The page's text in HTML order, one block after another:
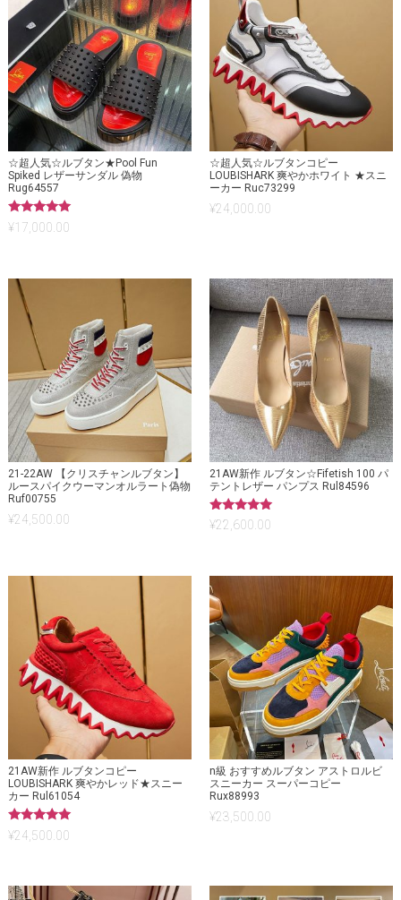
☆超人気☆ルブタン★Pool Fun
Spiked レザーサンダル 偽物
Rug64557
5段階中
5.00
¥17,000.00
☆超人気☆ルブタンコピー
LOUBISHARK 爽やかホワイト ★スニ
ーカー Ruc73299
¥24,000.00
21-22AW 【クリスチャンルブタン】
ルースパイクウーマンオルラート偽物
Ruf00755
¥24,500.00
21AW新作 ルブタン☆Fifetish 100 パ
テントレザー パンプス Rul84596
5段階中
5.00
¥22,600.00
21AW新作 ルブタンコピー
LOUBISHARK 爽やかレッド★スニー
カー Rul61054
5段階中
5.00
¥24,500.00
n級 おすすめルブタン アストロルビ
スニーカー スーパーコピー
Rux88993
¥23,500.00